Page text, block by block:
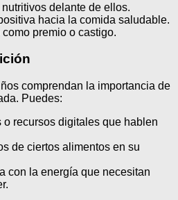
delante de ellos.
hacia la comida saludable.
premio o castigo.
comprendan la importancia de
Puedes:
o recursos digitales que hablen
de ciertos alimentos en su
con la energía que necesitan